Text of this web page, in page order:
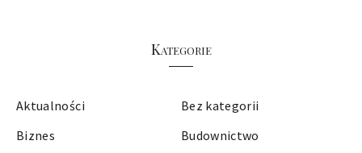
Kategorie
Aktualności
Bez kategorii
Biznes
Budownictwo